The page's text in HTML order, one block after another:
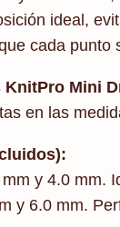
ideal,
cada punto
Mini
en las
y 4.0 mm.
y 6.0 mm.